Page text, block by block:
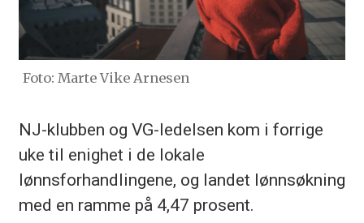
Foto: Marte Vike Arnesen
NJ-klubben og VG-ledelsen kom i forrige
uke til enighet i de lokale
lønnsforhandlingene, og landet lønnsøkning
med en ramme på 4,47 prosent.